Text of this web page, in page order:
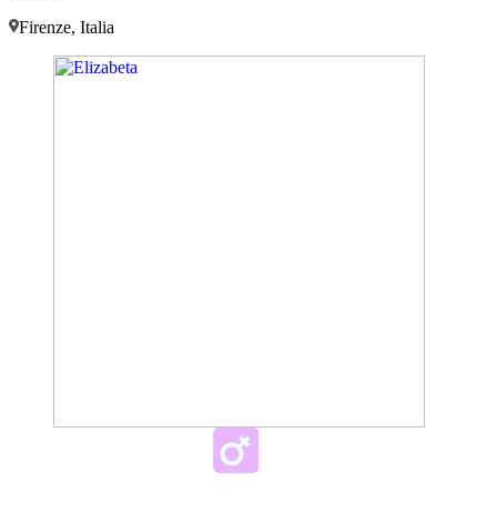
Firenze, Italia